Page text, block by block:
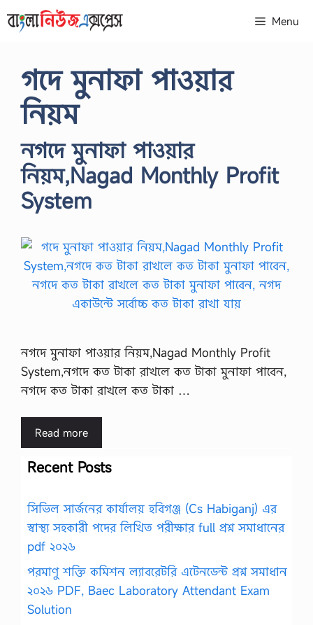
to
Menu
গদে মুনাফা পাওয়ার
নিয়ম
নগদে মুনাফা পাওয়ার
নিয়ম,Nagad Monthly Profit
System
নগদে মুনাফা পাওয়ার নিয়ম,Nagad Monthly Profit
System,নগদে কত টাকা রাখলে কত টাকা মুনাফা পাবেন,
নগদে কত টাকা রাখলে কত টাকা …
Read more
Recent Posts
সিভিল সার্জনের কার্যালয় হবিগঞ্জ (Cs Habiganj) এর
স্বাস্থ্য সহকারী পদের লিখিত পরীক্ষার full প্রশ্ন সমাধানের
pdf ২০২৬
পরমাণু শক্তি কমিশন ল্যাবরেটরি এটেনডেন্ট প্রশ্ন সমাধান
২০২৬ PDF, Baec Laboratory Attendant Exam
Solution